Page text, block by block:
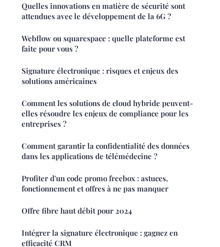
Quelles innovations en matière de sécurité sont
attendues avec le développement de la 6G ?
Webflow ou squarespace : quelle plateforme est
faite pour vous ?
Signature électronique : risques et enjeux des
solutions américaines
Comment les solutions de cloud hybride peuvent-
elles résoudre les enjeux de compliance pour les
entreprises ?
Comment garantir la confidentialité des données
dans les applications de télémédecine ?
Profiter d'un code promo freebox : astuces,
fonctionnement et offres à ne pas manquer
Offre fibre haut débit pour 2024
Intégrer la signature électronique : gagnez en
efficacité CRM